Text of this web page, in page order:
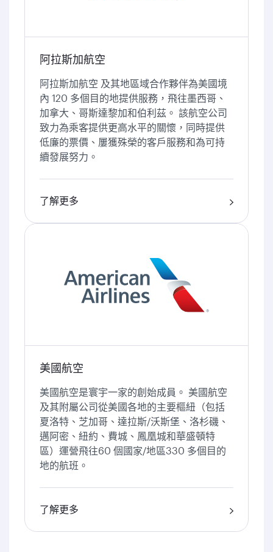
阿拉斯加航空
阿拉斯加航空 及其地區域合作夥伴為美國境
內 120 多個目的地提供服務，飛往墨西哥、
加拿大、哥斯達黎加和伯利茲。 該航空公司
致力為乘客提供更高水平的關懷，同時提供
低廉的票價、屢獲殊榮的客戶服務和為可持
續發展努力。
了解更多
美國航空
美國航空是寰宇一家的創始成員。 美國航空
及其附屬公司從美國各地的主要樞紐（包括
夏洛特、芝加哥、達拉斯/沃斯堡、洛杉磯、
邁阿密、紐約、費城、鳳凰城和華盛頓特
區）運營飛往60 個國家/地區330 多個目的
地的航班。
了解更多